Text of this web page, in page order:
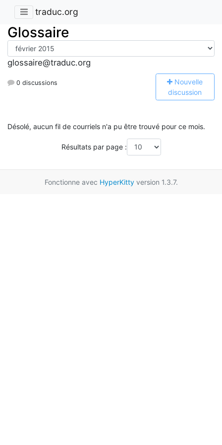
traduc.org
Glossaire
glossaire@traduc.org
0 discussions Nouvelle
discussion
Désolé, aucun fil de courriels n'a pu être trouvé pour ce mois.
Résultats par page :
Fonctionne avec HyperKittyversion 1.3.7.